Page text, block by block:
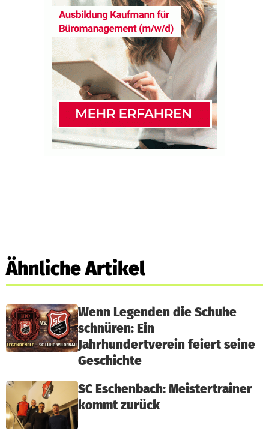
Ähnliche Artikel
Wenn Legenden die Schuhe
schnüren: Ein
Jahrhundertverein feiert seine
Geschichte
SC Eschenbach: Meistertrainer
kommt zurück